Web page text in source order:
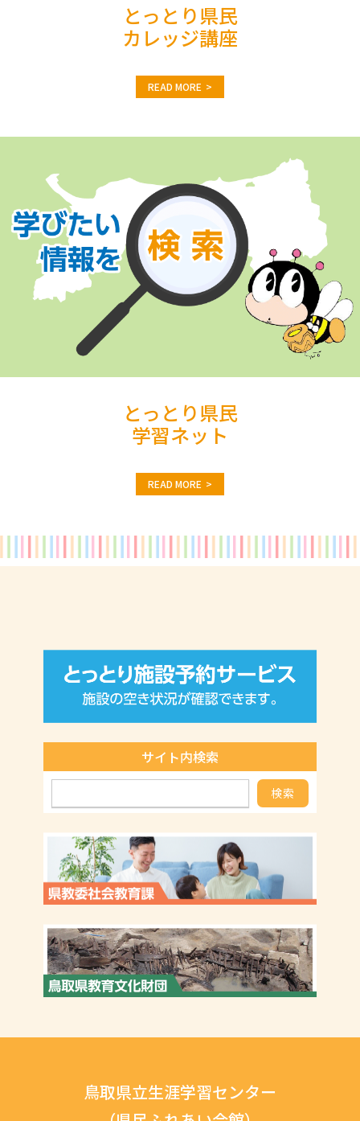
とっとり県民
カレッジ講座
READ MORE
とっとり県民
学習ネット
READ MORE
サイト内検索
検索
鳥取県立生涯学習センター